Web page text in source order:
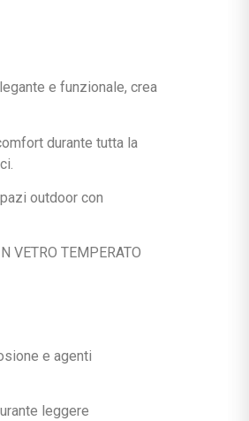
e funzionale, crea
durante tutta la
outdoor con
VETRO TEMPERATO
e agenti
leggere